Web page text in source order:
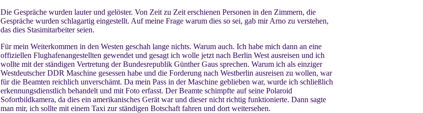
Die Gespräche wurden lauter und gelöster. Von Zeit zu Zeit erschienen Personen in den Zimmern, die
Gespräche wurden schlagartig eingestellt. Auf meine Frage warum dies so sei, gab mir Arno zu verstehen,
das dies Stasimitarbeiter seien.
Für mein Weiterkommen in den Westen geschah lange nichts. Warum auch. Ich habe mich dann an eine
offiziellen Flughafenangestellten gewendet und gesagt ich wolle jetzt nach Berlin West ausreisen und ich
wollte mit der ständigen Vertretung der Bundesrepublik Günther Gaus sprechen. Warum ich als einziger
Westdeutscher DDR Maschine gesessen habe und die Forderung nach Westberlin ausreisen zu wollen, war
für die Beamten reichlich unverschämt. Da mein Pass in der Maschine geblieben war, wurde ich schließlich
erkennungsdienstlich behandelt und mit Foto erfasst. Der Beamte schimpfte auf seine Polaroid
Sofortbildkamera, da dies ein amerikanisches Gerät war und dieser nicht richtig funktionierte. Dann sagte
man mir, ich sollte mit einem Taxi zur ständigen Botschaft fahren und dort weitersehen.